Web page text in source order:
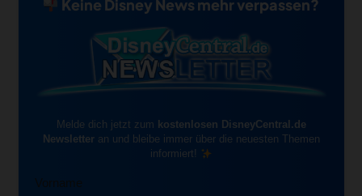
Keine Disney News mehr verpassen?
Melde dich jetzt zum kostenlosen DisneyCentral.de
Newsletteran und bleibe immer über die neuesten Themen
informiert!
Vorname